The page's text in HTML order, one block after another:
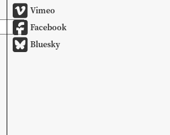
Vimeo
Facebook
Bluesky